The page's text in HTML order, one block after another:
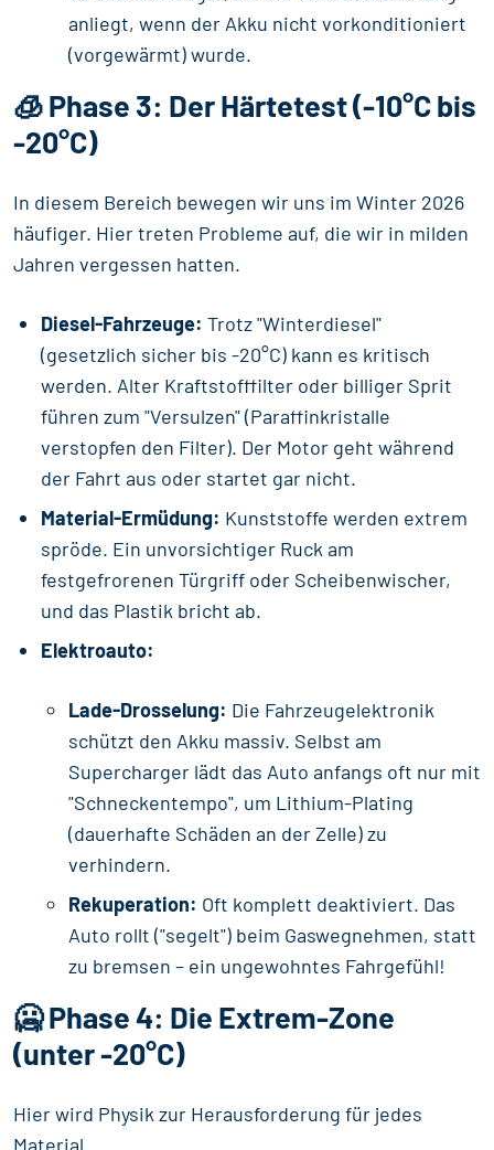
anliegt, wenn der Akku nicht vorkonditioniert
(vorgewärmt) wurde.
🧊 Phase 3: Der Härtetest (-10°C bis
-20°C)
In diesem Bereich bewegen wir uns im Winter 2026
häufiger. Hier treten Probleme auf, die wir in milden
Jahren vergessen hatten.
Diesel-Fahrzeuge: Trotz "Winterdiesel"
(gesetzlich sicher bis -20°C) kann es kritisch
werden. Alter Kraftstofffilter oder billiger Sprit
führen zum "Versulzen" (Paraffinkristalle
verstopfen den Filter). Der Motor geht während
der Fahrt aus oder startet gar nicht.
Material-Ermüdung: Kunststoffe werden extrem
spröde. Ein unvorsichtiger Ruck am
festgefrorenen Türgriff oder Scheibenwischer,
und das Plastik bricht ab.
Elektroauto:
Lade-Drosselung: Die Fahrzeugelektronik
schützt den Akku massiv. Selbst am
Supercharger lädt das Auto anfangs oft nur mit
"Schneckentempo", um Lithium-Plating
(dauerhafte Schäden an der Zelle) zu
verhindern.
Rekuperation: Oft komplett deaktiviert. Das
Auto rollt ("segelt") beim Gaswegnehmen, statt
zu bremsen – ein ungewohntes Fahrgefühl!
🥶 Phase 4: Die Extrem-Zone
(unter -20°C)
Hier wird Physik zur Herausforderung für jedes
Material.